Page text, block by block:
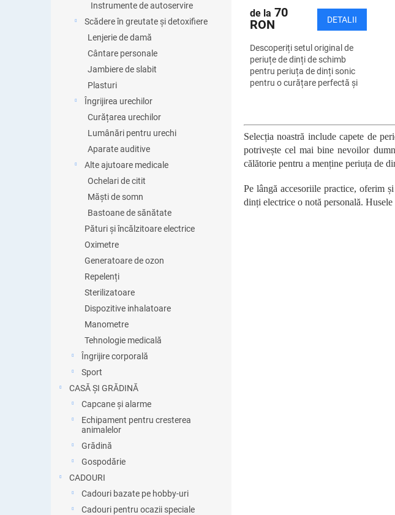
Instrumente de autoservire
Scădere în greutate și detoxifiere
Lenjerie de damă
Cântare personale
Jambiere de slabit
Plasturi
Îngrijirea urechilor
Curățarea urechilor
Lumânări pentru urechi
Aparate auditive
Alte ajutoare medicale
Ochelari de citit
Măști de somn
Bastoane de sănătate
Pături și încălzitoare electrice
Oximetre
Generatoare de ozon
Repelenți
Sterilizatoare
Dispozitive inhalatoare
Manometre
Tehnologie medicală
Îngrijire corporală
Sport
CASĂ ȘI GRĂDINĂ
Capcane și alarme
Echipament pentru cresterea
animalelor
Grădină
Gospodărie
CADOURI
Cadouri bazate pe hobby-uri
Cadouri pentru ocazii speciale
de la 70
RON
DETALII
Descoperiți setul original de
periuțe de dinți de schimb
pentru periuța de dinți sonic
pentru o curățare perfectă și
Selecția noastră include capete de
potrivește cel mai bine nevoilor
călătorie pentru a menține periuța de
Pe lângă accesoriile practice, oferim
dinți electrice o notă personală.